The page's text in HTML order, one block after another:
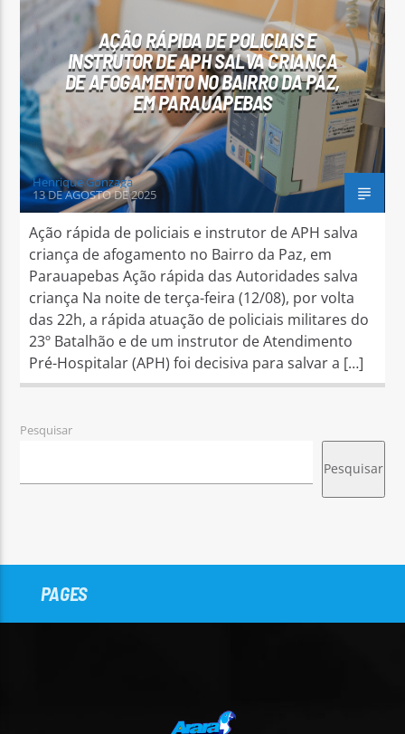
Arara Azul FM
AÇÃO RÁPIDA DE POLICIAIS E
INSTRUTOR DE APH SALVA CRIANÇA
DE AFOGAMENTO NO BAIRRO DA PAZ,
EM PARAUAPEBAS
Henrique Gonzaga
13 DE AGOSTO DE 2025
Ação rápida de policiais e instrutor de APH salva
criança de afogamento no Bairro da Paz, em
Parauapebas Ação rápida das Autoridades salva
criança Na noite de terça-feira (12/08), por volta
das 22h, a rápida atuação de policiais militares do
23º Batalhão e de um instrutor de Atendimento
Pré-Hospitalar (APH) foi decisiva para salvar a […]
Pesquisar
Pesquisar
PAGES